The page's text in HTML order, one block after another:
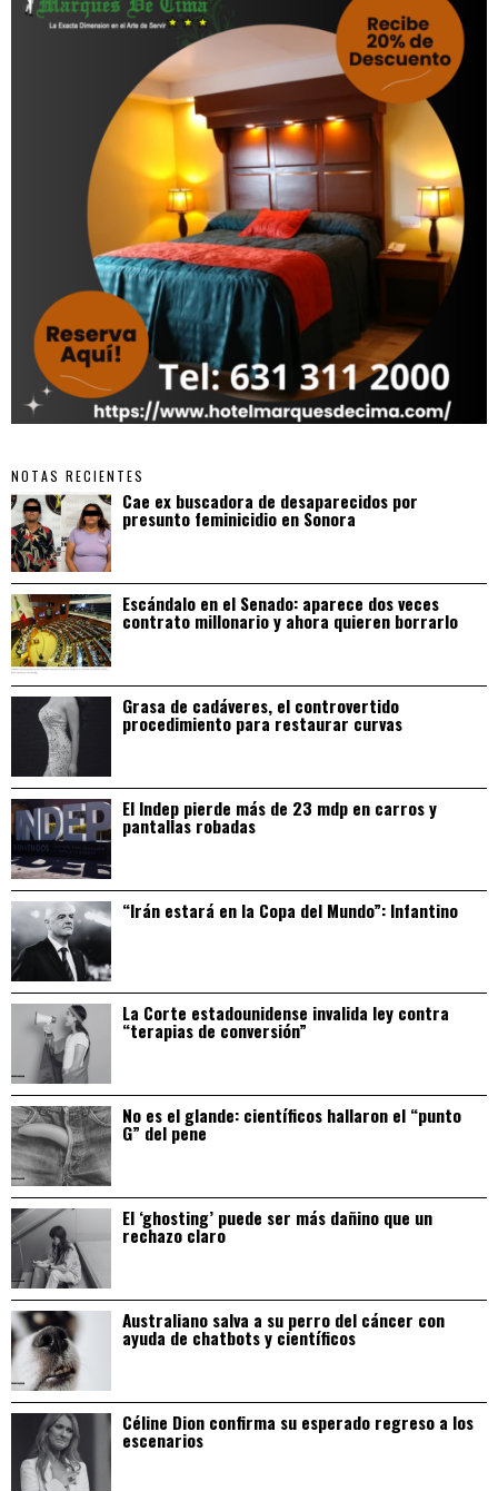
NOTAS RECIENTES
Cae ex buscadora de desaparecidos por
presunto feminicidio en Sonora
Escándalo en el Senado: aparece dos veces
contrato millonario y ahora quieren borrarlo
Grasa de cadáveres, el controvertido
procedimiento para restaurar curvas
El Indep pierde más de 23 mdp en carros y
pantallas robadas
“Irán estará en la Copa del Mundo”: Infantino
La Corte estadounidense invalida ley contra
“terapias de conversión”
No es el glande: científicos hallaron el “punto
G” del pene
El ‘ghosting’ puede ser más dañino que un
rechazo claro
Australiano salva a su perro del cáncer con
ayuda de chatbots y científicos
Céline Dion confirma su esperado regreso a los
escenarios